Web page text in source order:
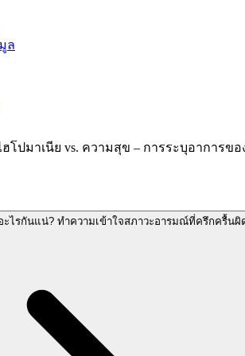
ล
ฮโปมาเนีย vs. ความสุข – การระบุอาการข
ะไรกันแน่? ทำความเข้าใจสภาวะอารมณ์ที่ครึกครื้นผิ